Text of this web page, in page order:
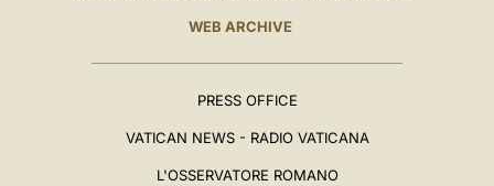
WEB ARCHIVE
PRESS OFFICE
VATICAN NEWS - RADIO VATICANA
L'OSSERVATORE ROMANO